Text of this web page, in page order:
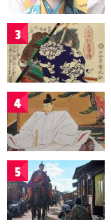
3
4
5